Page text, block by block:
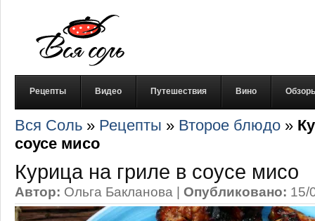
Рецепты Видео Путешествия Вино
Вся Соль » Рецепты » Второе блюдо »
соусе мисо
Курица на гриле в соусе мисо
Автор: Ольга Бакланова | Опубликовано: 15/